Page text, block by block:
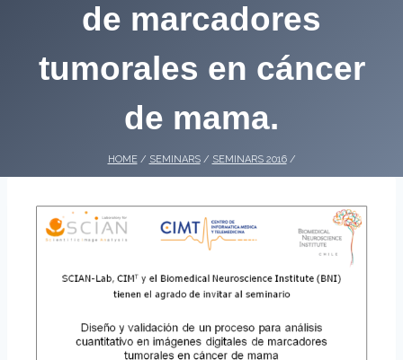
de marcadores
tumorales en cáncer
de mama.
HOME / SEMINARS / SEMINARS 2016 /